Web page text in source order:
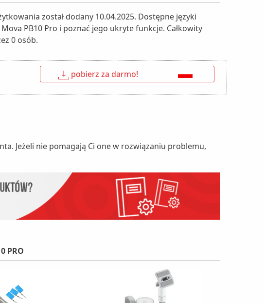
został dodany 10.04.2025. Dostępne języki
PB10 Pro i poznać jego ukryte funkcje. Całkowity
0 osób.
↓ pobierz za darmo!
Jeżeli nie pomagają Ci one w rozwiązaniu problemu,
PRO